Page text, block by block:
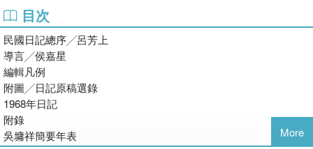
台各地。1960年代台灣經濟好轉，美援項目逐漸減少，至1965年
美援結束，改到中美合營的台達化學工業公司，擔任會計主任、財
務長，直到1976年退休；國大代表的職務則保留至1991年退職。
吳墉祥長期服務於金融界，對銀行、會計及財務工作歷練豐富，這
一點在《吳墉祥戰後日記》的價值中已充分顯露無遺。來台以後的
《吳墉祥在台日記》，更是他親歷中華民國從美援中站穩腳步、再
到出口擴張達成經濟奇蹟的各個階段，尤其遺留下來詳實精采的日
記，成為回顧戰後台灣經濟社會發展的寶貴文獻。
上海分校研究教員。主要從事東亞殖民時期的影像史研究。
目次
民國日記總序╱呂芳上
導言╱侯嘉星
編輯凡例
附圖╱日記原稿選錄
1968年日記
附錄
吳墉祥簡要年表
More